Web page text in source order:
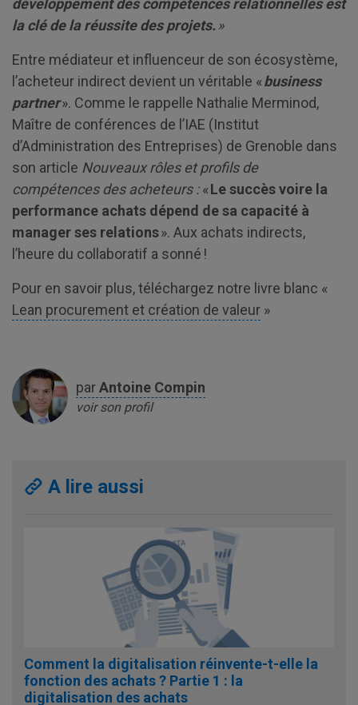
développement des compétences relationnelles est
la clé de la réussite des projets.»
Entre médiateur et influenceur de son écosystème,
l’acheteur indirect devient un véritable «business
partner». Comme le rappelle Nathalie Merminod,
Maître de conférences de l’IAE (Institut
d’Administration des Entreprises) de Grenoble dans
son article Nouveaux rôles et profils de
compétences des acheteurs :«Le succès voire la
performance achats dépend de sa capacité à
manager ses relations». Aux achats indirects,
l’heure du collaboratif a sonné !
Pour en savoir plus, téléchargez notre livre blanc «
Lean procurement et création de valeur »
parAntoine Compin
voir son profil
A lire aussi
Comment la digitalisation réinvente-t-elle la
fonction des achats ? Partie 1 : la
digitalisation des achats